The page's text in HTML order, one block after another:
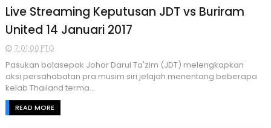
Live Streaming Keputusan JDT vs Buriram
United 14 Januari 2017
7:01:00 PTG
Pasukan bolasepak Johor Darul Ta'zim (JDT) melengkapkan
aksi persahabatan pra musim siri jelajah menentang beberapa
kelab Thailand terma...
READ MORE